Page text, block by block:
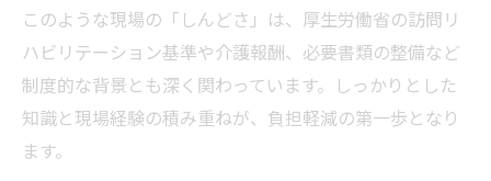
このような現場の「しんどさ」は、厚生労働省の訪問リ
ハビリテーション基準や介護報酬、必要書類の整備など
制度的な背景とも深く関わっています。しっかりとした
知識と現場経験の積み重ねが、負担軽減の第一歩となり
ます。